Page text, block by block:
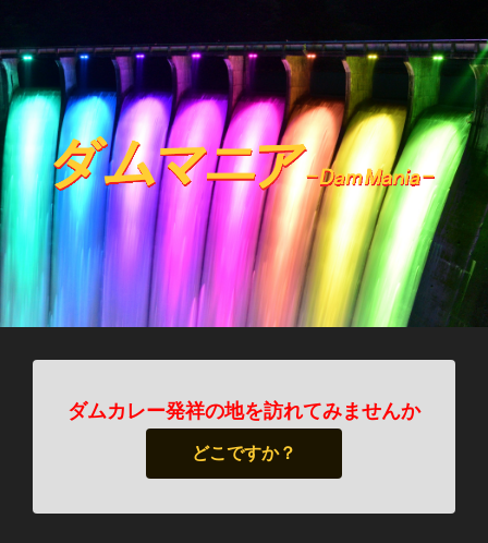
ダムカレー発祥の地を訪れてみませんか
どこですか？